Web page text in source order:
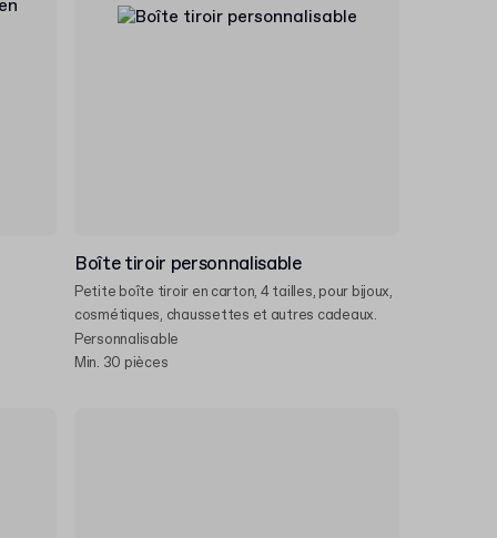
Boîte tiroir personnalisable
Petite boîte tiroir en carton, 4 tailles, pour bijoux,
cosmétiques, chaussettes et autres cadeaux.
Personnalisable
Min. 30 pièces